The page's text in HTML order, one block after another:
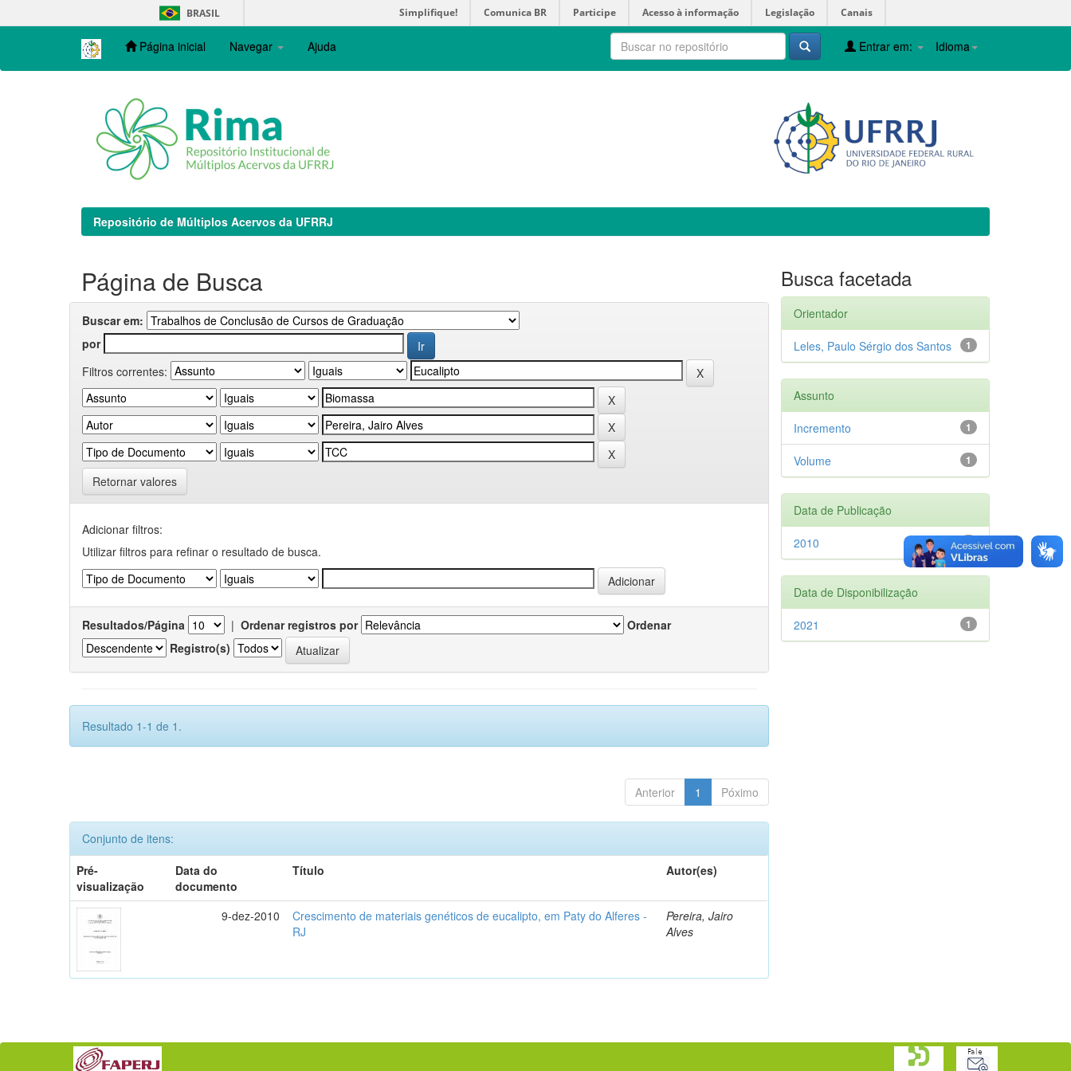
navigation
BRASIL Simplifique! Comunica BR Participe Acesso à informação Legislação Canais
Página inicial Navegar Ajuda Idioma
Entrar em:
Repositório de Múltiplos Acervos da UFRRJ
Página de Busca
Buscar em:
por
Filtros correntes:
Retornar valores
Adicionar filtros:
Utilizar filtros para refinar o resultado de busca.
Resultados/Página | Ordenar registros por
Ordenar
Registro(s)
Resultado 1-1 de 1.
Anterior 1 Póximo
Conjunto de itens:
Pré-
visualização
Data do
documento
Título Autor(es)
9-dez-2010
Crescimento de materiais genéticos de eucalipto, em Paty do Alferes -
RJ
Pereira, Jairo
Alves
Busca facetada
Orientador
1
Leles, Paulo Sérgio dos Santos
Assunto
1
Incremento
1
Volume
Data de Publicação
1
2010
Data de Disponibilização
1
2021